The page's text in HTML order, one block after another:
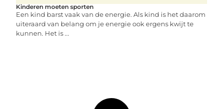
Kinderen moeten sporten
Een kind barst vaak van de energie. Als kind is het daarom
uiteraard van belang om je energie ook ergens kwijt te
kunnen. Het is ...